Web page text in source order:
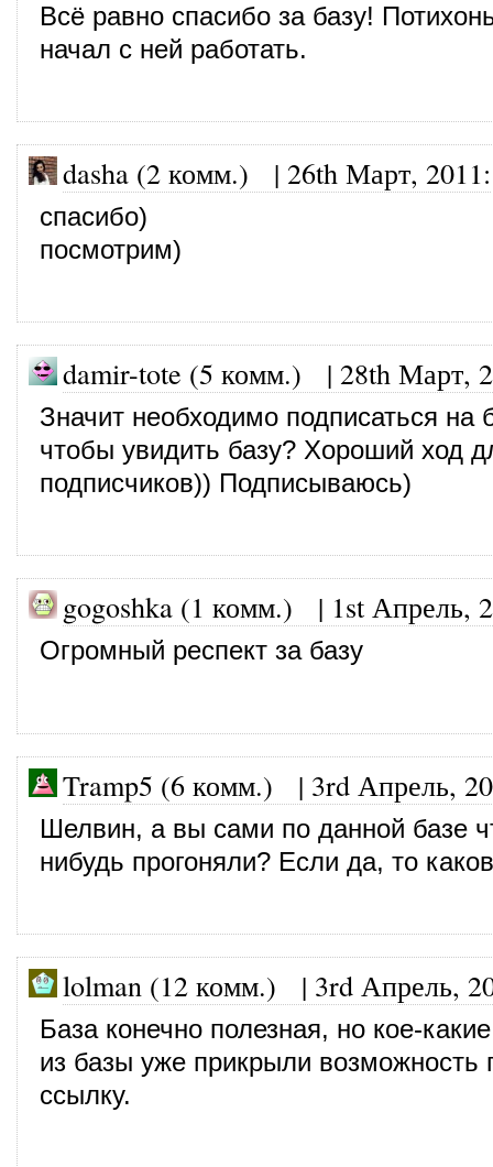
Всё равно спасибо за базу!
начал с ней работать.
dasha (2 комм.) | 26th Март, 2011:
спасибо)
посмотрим)
damir-tote (5 комм.) | 28th Март,
Значит необходимо подписаться на
чтобы увидить базу? Хороший ход
подписчиков)) Подписываюсь)
gogoshka (1 комм.) | 1st Апрель,
Огромный респект за базу
Tramp5 (6 комм.) | 3rd Апрель,
Шелвин, а вы сами по данной базе
нибудь прогоняли? Если да, то
lolman (12 комм.) | 3rd Апрель,
База конечно полезная, но кое-
из базы уже прикрыли возможность
ссылку.